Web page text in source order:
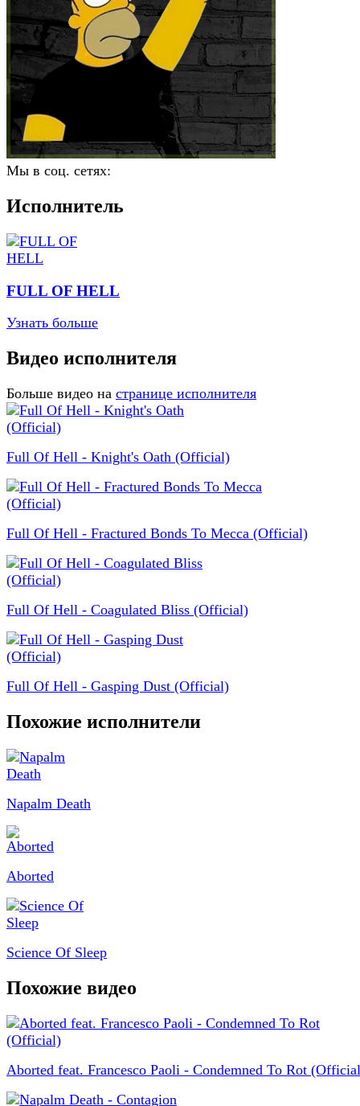
Мы в соц. сетях:
Исполнитель
FULL OF HELL
Узнать больше
Видео исполнителя
Больше видео на странице исполнителя
Full Of Hell - Knight's Oath (Official)
Full Of Hell - Fractured Bonds To Mecca (Official)
Full Of Hell - Coagulated Bliss (Official)
Full Of Hell - Gasping Dust (Official)
Похожие исполнители
Napalm Death
Aborted
Science Of Sleep
Похожие видео
Aborted feat. Francesco Paoli - Condemned To Rot